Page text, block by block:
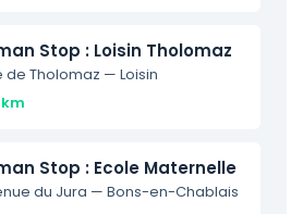
Stop : Loisin Tho lomaz
de Tholomaz — Loisin
Stop : Ecole Maternell e
du Jura — Bons-en-Chablais